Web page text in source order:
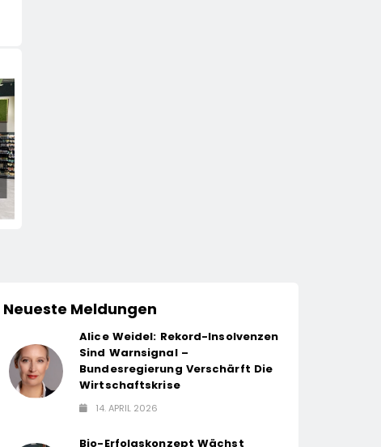
Stellenportals Im Jobiqo-
Netzwerk
Neueste Meldungen
Alice Weidel: Rekord-Insolvenzen
Sind Warnsignal –
Bundesregierung Verschärft Die
Wirtschaftskrise
14. APRIL 2026
Bio-Erfolgskonzept Wächst